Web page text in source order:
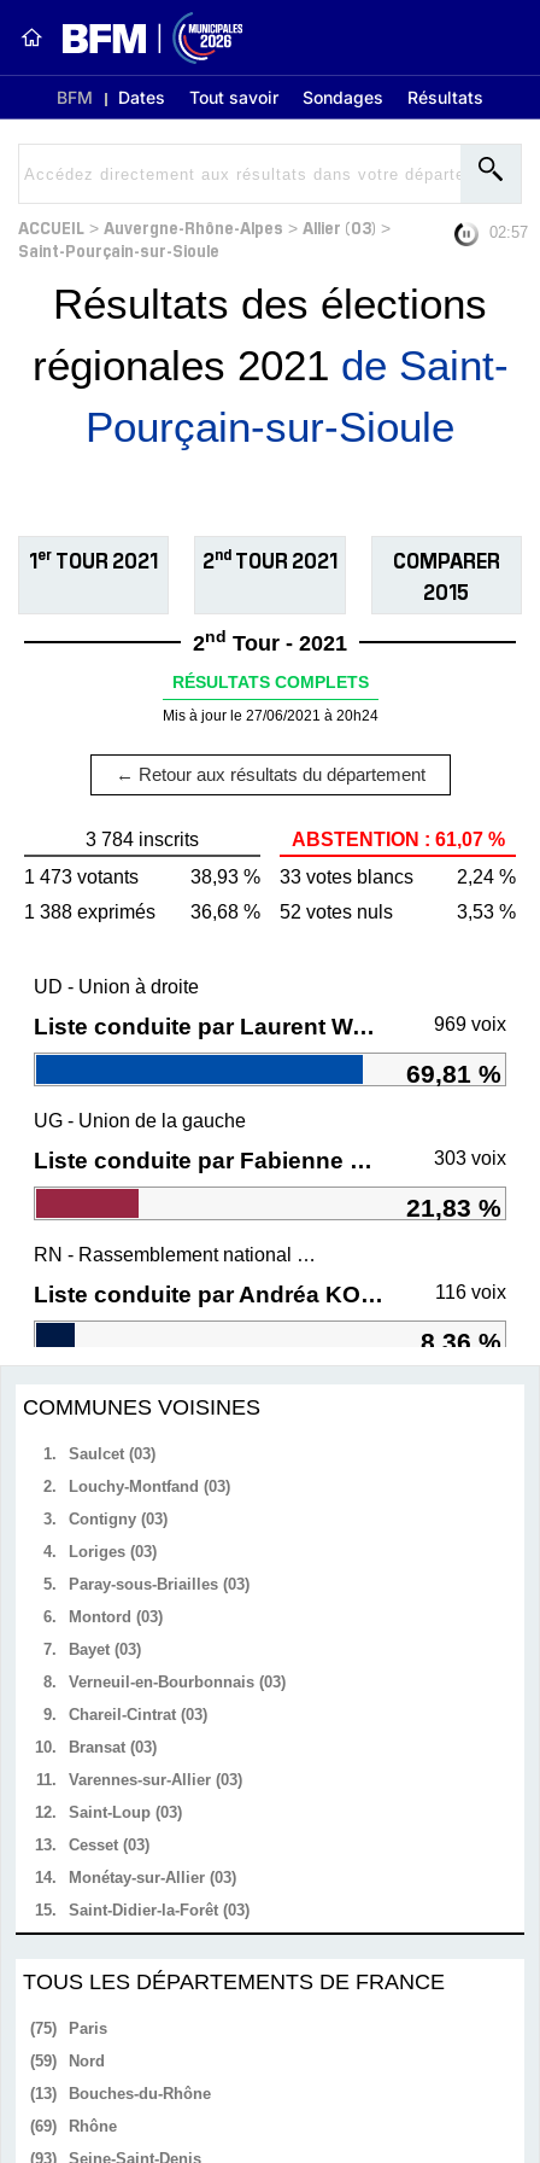
BFM Dates Tout savoir Sondages Résultats
ACCUEIL > Auvergne-Rhône-Alpes > Allier (03) >
Saint-Pourçain-sur-Sioule
02:56
Résultats des élections
régionales 2021 de Saint-
Pourçain-sur-Sioule
1er TOUR 2021 2ndTOUR 2021
COMPARER
2015
2nd Tour - 2021
RÉSULTATS COMPLETS
Mis à jour le 27/06/2021 à 20h24
← Retour aux résultats du département
3 784 inscrits
1 473 votants
38,93 %
1 388 exprimés
36,68 %
ABSTENTION : 61,07 %
33 votes blancs
2,24 %
52 votes nuls
3,53 %
UD - Union à droite
Liste conduite par Laurent WAUQUIEZ 969 voix
69,81 %
UG - Union de la gauche
Liste conduite par Fabienne GREBERT 303 voix
21,83 %
RN - Rassemblement national et ses alliés
Liste conduite par Andréa KOTARAC 116 voix
8,36 %
COMMUNES VOISINES
1.
Saulcet (03)
2.
Louchy-Montfand (03)
3.
Contigny (03)
4.
Loriges (03)
5.
Paray-sous-Briailles (03)
6.
Montord (03)
7.
Bayet (03)
8.
Verneuil-en-Bourbonnais (03)
9.
Chareil-Cintrat (03)
10.
Bransat (03)
11.
Varennes-sur-Allier (03)
12.
Saint-Loup (03)
13.
Cesset (03)
14.
Monétay-sur-Allier (03)
15.
Saint-Didier-la-Forêt (03)
TOUS LES DÉPARTEMENTS DE FRANCE
(75)
Paris
(59)
Nord
(13)
Bouches-du-Rhône
(69)
Rhône
(93)
Seine-Saint-Denis